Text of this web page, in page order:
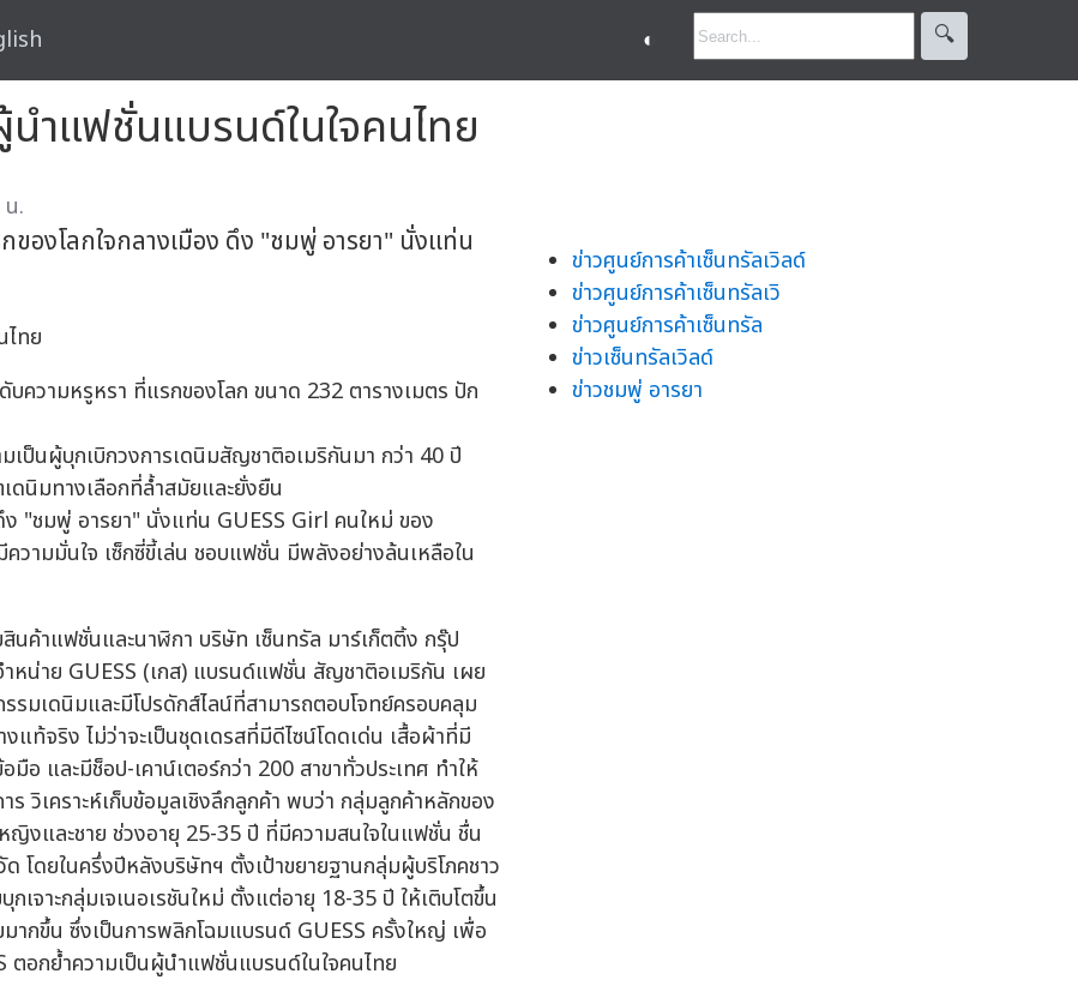
◐ 🔍︎
ำแฟชั่นแบรนด์ในใจคนไทย
.
งโลกใจกลางเมือง ดึง "ชมพู่ อารยา" นั่งแท่น
ความหรูหรา ที่แรกของโลก ขนาด 232 ตารางเมตร ปัก
เป็นผู้บุกเบิกวงการเดนิมสัญชาติอเมริกันมา กว่า 40 ปี
นิมทางเลือกที่ล้ำสมัยและยั่งยืน
ชมพู่ อารยา" นั่งแท่น GUESS Girl คนใหม่ ของ
ามมั่นใจ เซ็กซี่ขี้เล่น ชอบแฟชั่น มีพลังอย่างล้นเหลือใน
ค้าแฟชั่นและนาฬิกา บริษัท เซ็นทรัล มาร์เก็ตติ้ง กรุ๊ป
หน่าย GUESS (เกส) แบรนด์แฟชั่น สัญชาติอเมริกัน เผย
มเดนิมและมีโปรดักส์ไลน์ที่สามารถตอบโจทย์ครอบคลุม
ท้จริง ไม่ว่าจะเป็นชุดเดรสที่มีดีไซน์โดดเด่น เสื้อผ้าที่มี
อ และมีช็อป-เคาน์เตอร์กว่า 200 สาขาทั่วประเทศ ทำให้
วิเคราะห์เก็บข้อมูลเชิงลึกลูกค้า พบว่า กลุ่มลูกค้าหลักของ
งและชาย ช่วงอายุ 25-35 ปี ที่มีความสนใจในแฟชั่น ชื่น
โดยในครึ่งปีหลังบริษัทฯ ตั้งเป้าขยายฐานกลุ่มผู้บริโภคชาว
เจาะกลุ่มเจเนอเรชันใหม่ ตั้งแต่อายุ 18-35 ปี ให้เติบโตขึ้น
กขึ้น ซึ่งเป็นการพลิกโฉมแบรนด์ GUESS ครั้งใหญ่ เพื่อ
ข่าวศูนย์การค้าเซ็นทรัลเวิลด์
ข่าวศูนย์การค้าเซ็นทรัลเวิ
ข่าวศูนย์การค้าเซ็นทรัล
ข่าวเซ็นทรัลเวิลด์
ข่าวชมพู่ อารยา